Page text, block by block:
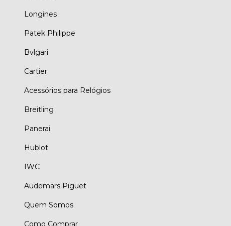
Longines
Patek Philippe
Bvlgari
Cartier
Acessórios para Relógios
Breitling
Panerai
Hublot
IWC
Audemars Piguet
Quem Somos
Como Comprar